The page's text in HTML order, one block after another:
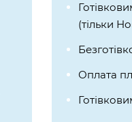
(тільки
Оплата